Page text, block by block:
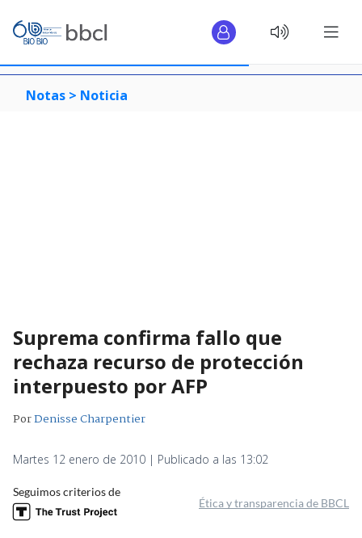
Notas > Noticia
Suprema confirma fallo que
rechaza recurso de protección
interpuesto por AFP
PorDenisse Charpentier
Martes 12 enero de 2010 | Publicado a las 13:02
Seguimos criterios de
Ética y transparencia de BBCL